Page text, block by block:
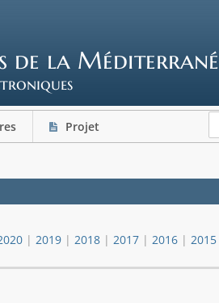
de la
Projet
| 2019 | 2018 | 2017 | 2016 | 2015